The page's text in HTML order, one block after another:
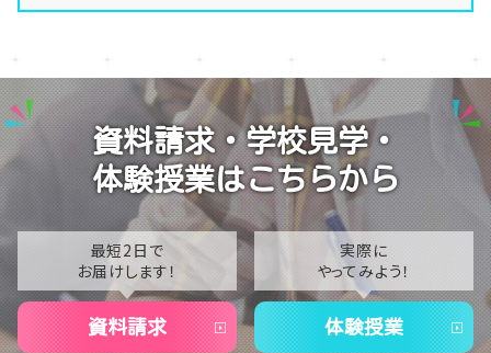
演技の授業風景
Vtuberという表現を学ぶ
2025
2024
2023
2021
2020
資料請求・学校見学・
体験授業はこちらから
最短2日で
お届けします！
資料請求
実際に
やってみよう！
体験授業